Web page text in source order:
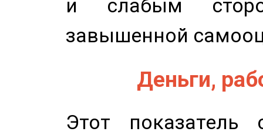
и слабым
завышенной
Деньги,
Этот показатель